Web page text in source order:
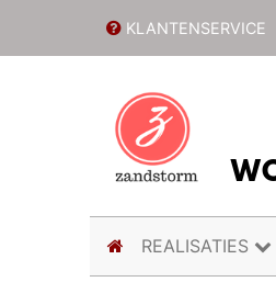
KLANTENSERVICE
(current)
REALISATIES